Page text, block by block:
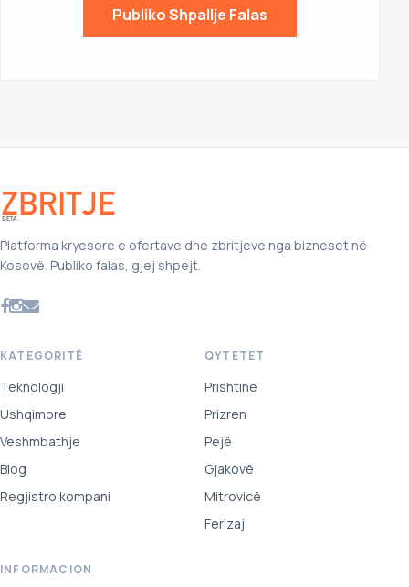
Publiko Shpallje Falas
Platforma kryesore e ofertave dhe zbritjeve nga bizneset në
Kosovë. Publiko falas, gjej shpejt.
KATEGORITË
Teknologji
Ushqimore
Veshmbathje
Blog
Regjistro kompani
QYTETET
Prishtinë
Prizren
Pejë
Gjakovë
Mitrovicë
Ferizaj
INFORMACION